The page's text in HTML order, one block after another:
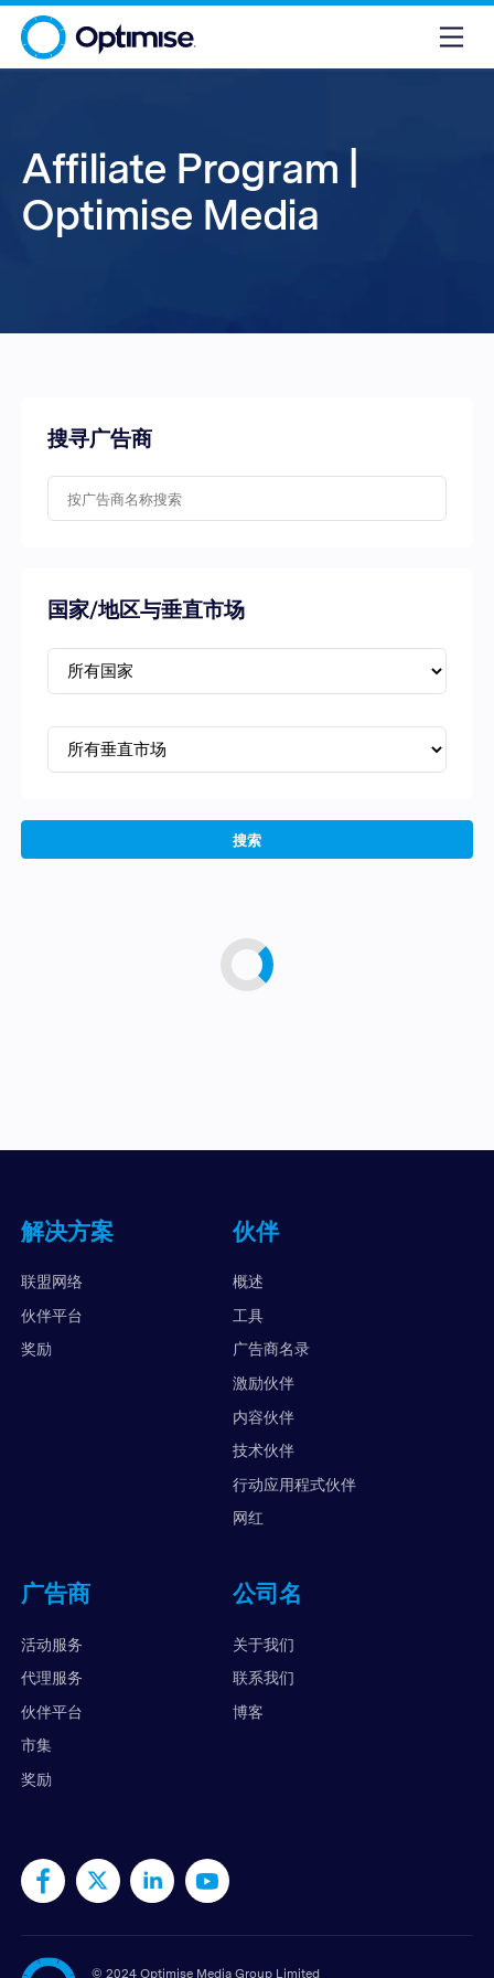
Affiliate Program |
Optimise Media
搜寻广告商
国家/地区与垂直市场
搜索
解决方案
联盟网络
伙伴平台
奖励
伙伴
概述
工具
广告商名录
激励伙伴
内容伙伴
技术伙伴
行动应用程式伙伴
网红
广告商
活动服务
代理服务
伙伴平台
市集
奖励
公司名
关于我们
联系我们
博客
© 2024 Optimise Media Group Limited